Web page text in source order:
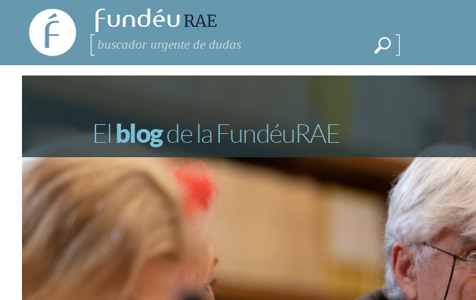
FundéuRAE
- Fundación
del Español
Urgente
Buscar
RECOMENDACIONES CONSULTAS ESPECIALES
Elblogde la FundéuRAE